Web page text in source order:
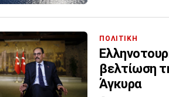
ΠΟΛΙΤΙΚΗ
βελτίωση
Άγκυρα